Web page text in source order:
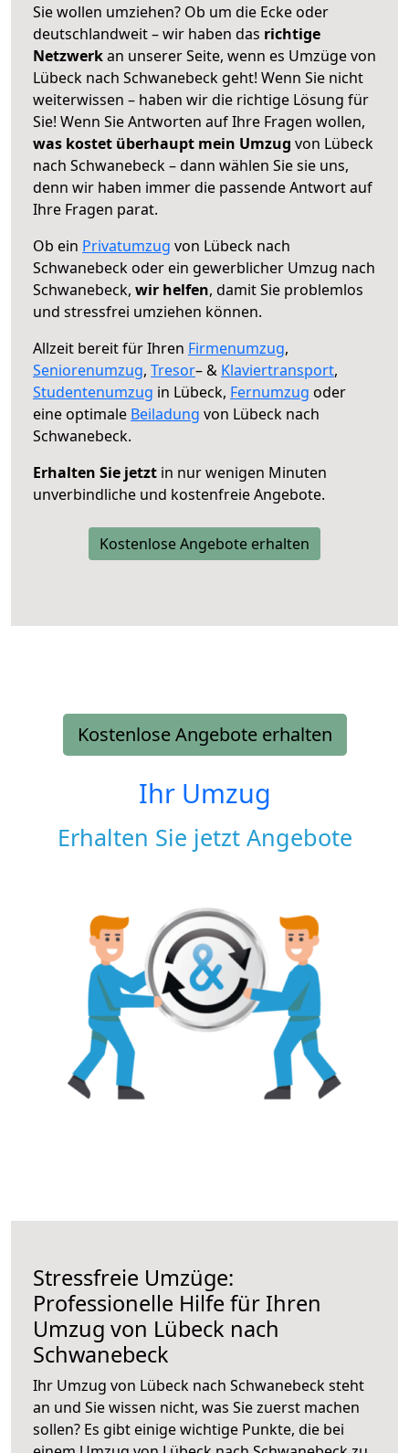
Sie wollen umziehen? Ob um die Ecke oder
deutschlandweit – wir haben das richtige
Netzwerkan unserer Seite, wenn es Umzüge von
Lübeck nach Schwanebeck geht! Wenn Sie nicht
weiterwissen – haben wir die richtige Lösung für
Sie! Wenn Sie Antworten auf Ihre Fragen wollen,
was kostet überhaupt mein Umzug von Lübeck
nach Schwanebeck – dann wählen Sie sie uns,
denn wir haben immer die passende Antwort auf
Ihre Fragen parat.
Ob ein Privatumzug von Lübeck nach
Schwanebeck oder ein gewerblicher Umzug nach
Schwanebeck, wir helfen, damit Sie problemlos
und stressfrei umziehen können.
Allzeit bereit für Ihren Firmenumzug,
Seniorenumzug, Tresor– & Klaviertransport,
Studentenumzug in Lübeck, Fernumzug oder
eine optimale Beiladung von Lübeck nach
Schwanebeck.
Erhalten Sie jetzt in nur wenigen Minuten
unverbindliche und kostenfreie Angebote.
Kostenlose Angebote erhalten
Kostenlose Angebote erhalten
Ihr Umzug
Erhalten Sie jetzt Angebote
Stressfreie Umzüge:
Professionelle Hilfe für Ihren
Umzug von Lübeck nach
Schwanebeck
Ihr Umzug von Lübeck nach Schwanebeck steht
an und Sie wissen nicht, was Sie zuerst machen
sollen? Es gibt einige wichtige Punkte, die bei